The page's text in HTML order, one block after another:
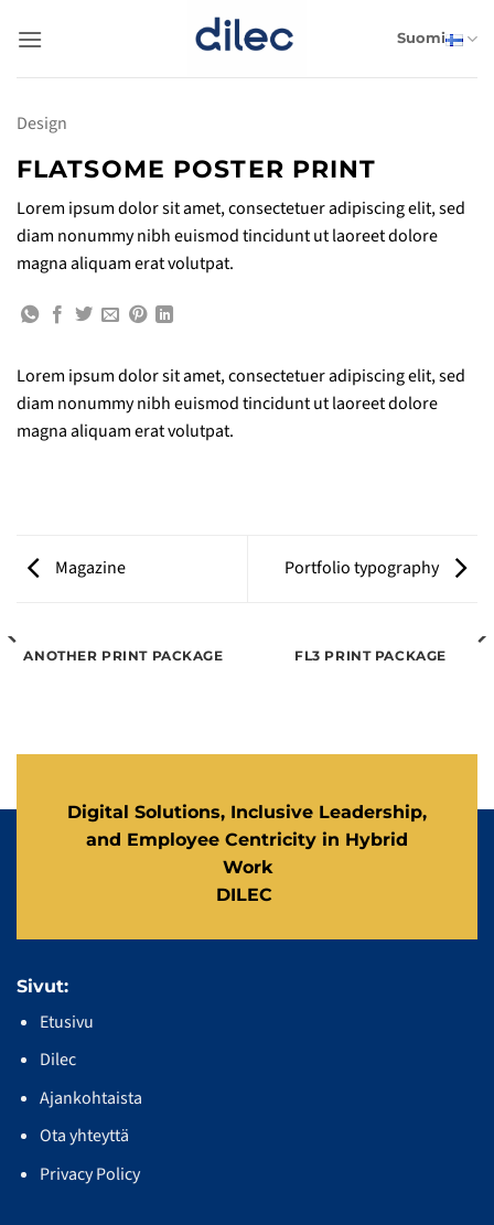
Suomi
Design
FLATSOME POSTER PRINT
Lorem ipsum dolor sit amet, consectetuer adipiscing elit, sed
diam nonummy nibh euismod tincidunt ut laoreet dolore
magna aliquam erat volutpat.
Lorem ipsum dolor sit amet, consectetuer adipiscing elit, sed
diam nonummy nibh euismod tincidunt ut laoreet dolore
magna aliquam erat volutpat.
Magazine Portfolio typography
ANOTHER PRINT PACKAGE FL3 PRINT PACKAGE
Digital Solutions, Inclusive Leadership,
and Employee Centricity in Hybrid
Work
DILEC
Sivut:
Etusivu
Dilec
Ajankohtaista
Ota yhteyttä
Privacy Policy